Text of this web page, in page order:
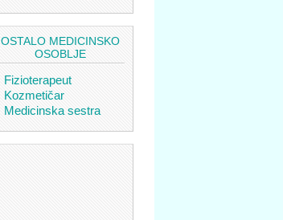
OSTALO MEDICINSKO
OSOBLJE
Fizioterapeut
Kozmetičar
Medicinska sestra